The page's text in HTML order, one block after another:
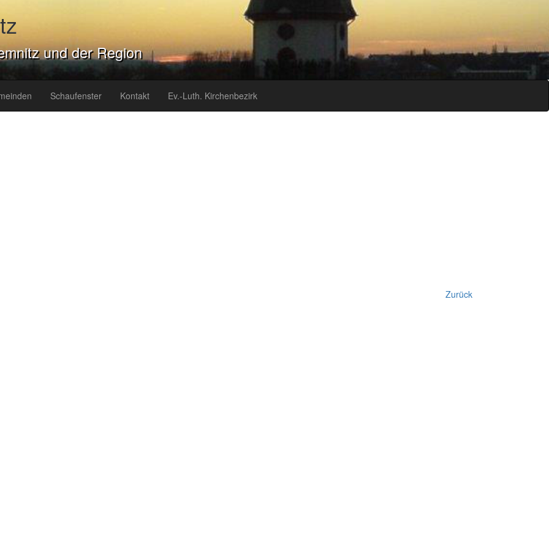
und der Region
Schaufenster Kontakt Ev.-Luth. Kirchenbezirk
Zurück